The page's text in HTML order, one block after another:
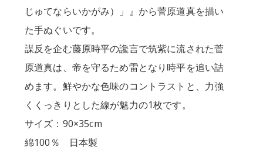
じゅてならいかがみ）」』から菅原道真を描い
た手ぬぐいです。
謀反を企む藤原時平の讒言で筑紫に流された菅
原道真は、帝を守るため雷となり時平を追い詰
めます。鮮やかな色味のコントラストと、力強
くくっきりとした線が魅力の1枚です。
サイズ：90×35cm
綿100％ 日本製